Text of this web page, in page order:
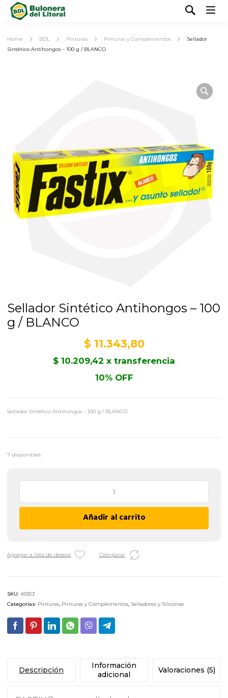
Home BDL Pinturas Pinturas y Complementos
Sellador
Sintético Antihongos – 100 g / BLANCO
Sellador Sintético Antihongos – 100
g / BLANCO
$ 11.343,80
$ 10.209,42 x transferencia
10% OFF
Sellador Sintético Antihongos – 100 g / BLANCO
7 disponibles
Antihongos
100
/
Añadir al carrito
Agregar a lista de deseos Comparar
SKU: 45923
Categorías: Pinturas, Pinturas y Complementos, Selladores y Siliconas
Descripción
Información
adicional
Valoraciones (5)